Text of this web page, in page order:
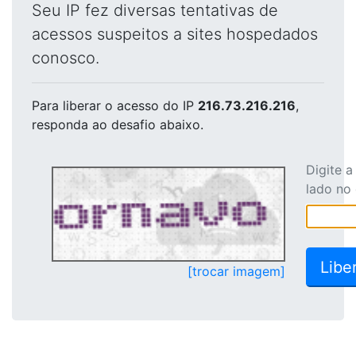
Seu IP fez diversas tentativas de
acessos suspeitos a sites hospedados
conosco.
Para liberar o acesso do IP 216.73.216.216,
responda ao desafio abaixo.
[trocar imagem]
Digite
lado no